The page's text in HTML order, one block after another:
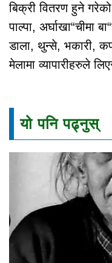
बिक्री वितरण हुने
पाल्पा, अर्घाखा“चीमा
डाला, थुन्से, भकारी,
मेलामा व्यापारीहरुले
यो पनि पढ्नुस्